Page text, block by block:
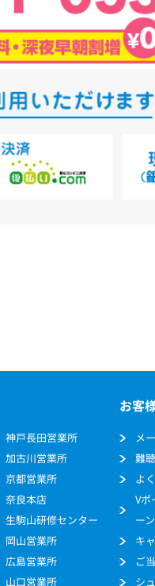
神戸長田営業所
加古川営業所
京都営業所
奈良本店
生駒山研修センター
岡山営業所
広島営業所
山口営業所
お客
メ
難
よ
Vポ
ーン
キ
ご
シ